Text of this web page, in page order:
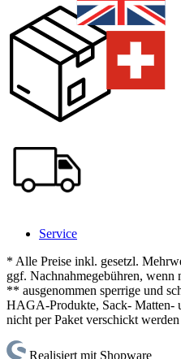
Service
* Alle Preise inkl. gesetzl.
ggf. Nachnahmegebühren, wenn
** ausgenommen sperrige und
HAGA-Produkte, Sack- Matten-
nicht per Paket verschickt
Realisiert mit Shopware